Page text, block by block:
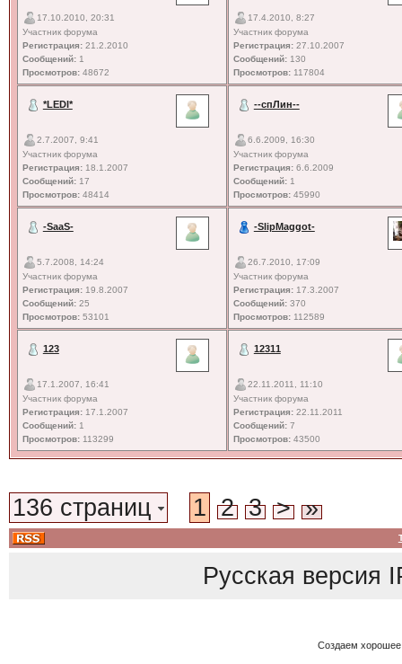
17.10.2010, 20:31
Участник форума
Регистрация:21.2.2010
Сообщений:1
Просмотров:48672
17.4.2010, 8:27
Участник форума
Регистрация:27.10.2007
Сообщений:130
Просмотров:117804
*LEDI*
2.7.2007, 9:41
Участник форума
Регистрация:18.1.2007
Сообщений:17
Просмотров:48414
--спЛин--
6.6.2009, 16:30
Участник форума
Регистрация:6.6.2009
Сообщений:1
Просмотров:45990
-SaaS-
5.7.2008, 14:24
Участник форума
Регистрация:19.8.2007
Сообщений:25
Просмотров:53101
-SlipMaggot-
26.7.2010, 17:09
Участник форума
Регистрация:17.3.2007
Сообщений:370
Просмотров:112589
123
17.1.2007, 16:41
Участник форума
Регистрация:17.1.2007
Сообщений:1
Просмотров:113299
12311
22.11.2011, 11:10
Участник форума
Регистрация:22.11.2011
Сообщений:7
Просмотров:43500
136 страниц 1 2 3 > »
Русская версия
Создаем